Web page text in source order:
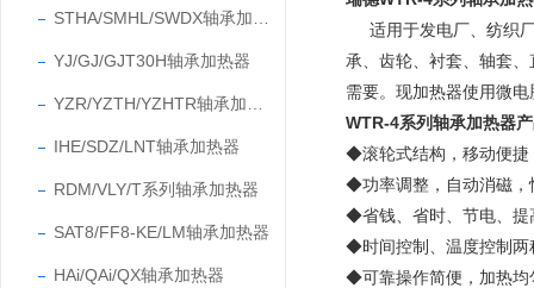
YJ/GJ/GJT30H轴承加热器
IHE/SDZ/LNT轴承加热器
RDM/VLY/T系列轴承加热器
SAT8/FF8-KE/LM轴承加热器
HAi/QAi/QX轴承加热器
适用于发电厂、纺织
承、齿轮、衬套、轴套
需要。 现加热器使用微
WTR-4系列轴承加热器
◆滚轮式结构，移动便捷
◆功率调整，自动消磁，
◆省钱、省时、节电、提
◆时间控制、温度控制两
◆可靠操作简便，加热均